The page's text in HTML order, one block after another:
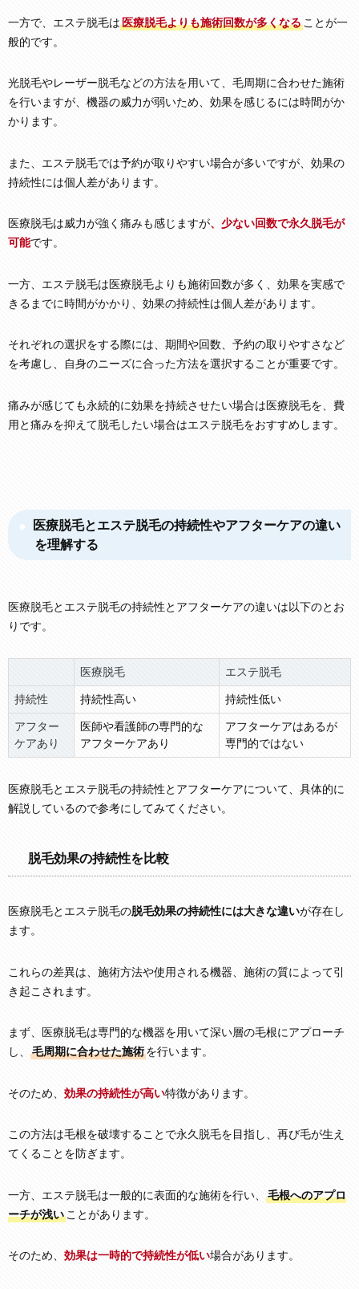
一方で、エステ脱毛は 医療脱毛よりも施術回数が多くなる ことが一
般的です。
光脱毛やレーザー脱毛などの方法を用いて、毛周期に合わせた施術
を行いますが、機器の威力が弱いため、効果を感じるには時間がか
かります。
また、エステ脱毛では予約が取りやすい場合が多いですが、効果の
持続性には個人差があります。
医療脱毛は威力が強く痛みも感じますが、少ない回数で永久脱毛が
可能です。
一方、エステ脱毛は医療脱毛よりも施術回数が多く、効果を実感で
きるまでに時間がかかり、効果の持続性は個人差があります。
それぞれの選択をする際には、期間や回数、予約の取りやすさなど
を考慮し、自身のニーズに合った方法を選択することが重要です。
痛みが感じても永続的に効果を持続させたい場合は医療脱毛を、費
用と痛みを抑えて脱毛したい場合はエステ脱毛をおすすめします。
医療脱毛とエステ脱毛の持続性やアフターケアの違い
を理解する
医療脱毛とエステ脱毛の持続性とアフターケアの違いは以下のとお
りです。
医療脱毛 エステ脱毛
持続性 持続性高い 持続性低い
アフター
ケアあり
医師や看護師の専門的な
アフターケアあり
アフターケアはあるが
専門的ではない
医療脱毛とエステ脱毛の持続性とアフターケアについて、具体的に
解説しているので参考にしてみてください。
脱毛効果の持続性を比較
医療脱毛とエステ脱毛の脱毛効果の持続性には大きな違いが存在し
ます。
これらの差異は、施術方法や使用される機器、施術の質によって引
き起こされます。
まず、医療脱毛は専門的な機器を用いて深い層の毛根にアプローチ
し、
毛周期に合わせた施術 を行います。
そのため、 効果の持続性が高い特徴があります。
この方法は毛根を破壊することで永久脱毛を目指し、再び毛が生え
てくることを防ぎます。
一方、エステ脱毛は一般的に表面的な施術を行い、
毛根へのアプロ
ーチが浅い ことがあります。
そのため、 効果は一時的で持続性が低い場合があります。